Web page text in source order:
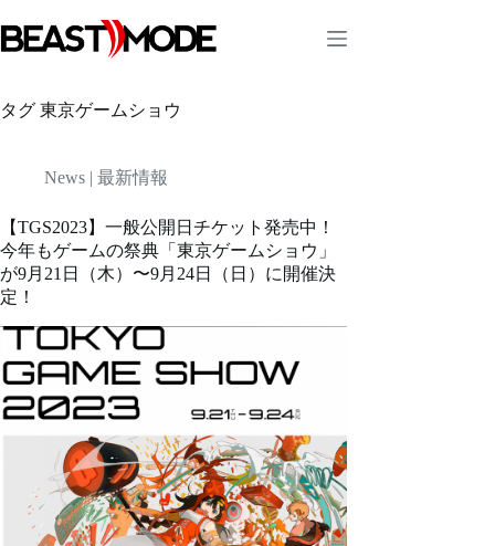
ン
テ
ツ
へ
プ
タグ 東京ゲームショウ
News | 最新情報
【TGS2023】一般公開日チケット発売中！
今年もゲームの祭典「東京ゲームショウ」
が9月21日（木）〜9月24日（日）に開催決
定！